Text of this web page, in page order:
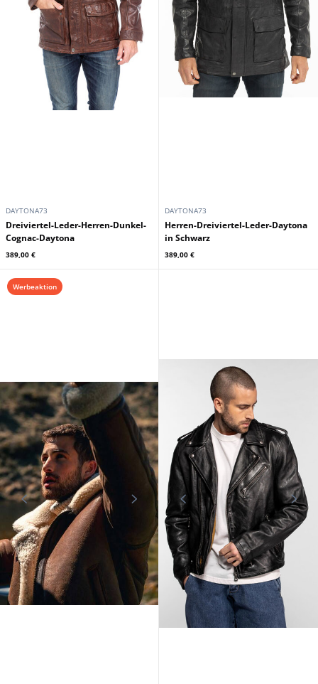
DAYTONA73
Dreiviertel-Leder-Herren-Dunkel-
Cognac-Daytona
389,00 €
DAYTONA73
Herren-Dreiviertel-Leder-Daytona
in Schwarz
389,00 €
Werbeaktion